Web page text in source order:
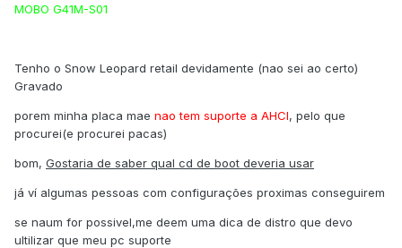
MOBO G41M-S01
Tenho o Snow Leopard retail devidamente (nao sei ao certo)
Gravado
porem minha placa mae nao tem suporte a AHCI, pelo que
procurei(e procurei pacas)
bom, Gostaria de saber qual cd de boot deveria usar
já ví algumas pessoas com configurações proximas conseguirem
se naum for possivel,me deem uma dica de distro que devo
ultilizar que meu pc suporte